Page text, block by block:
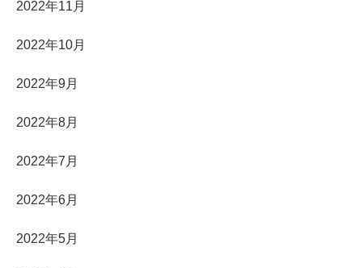
2022年11月
2022年10月
2022年9月
2022年8月
2022年7月
2022年6月
2022年5月